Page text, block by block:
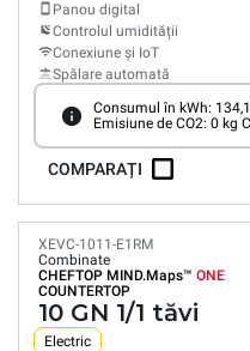
Panou digital
Controlul umidității
Conexiune și IoT
Spălare automată
Consumul în kWh:
Emisiune de CO2: 0 kg
COMPARAȚI
XEVC-1011-E1RM
Combinate
CHEFTOP MIND.Maps™ ONE
COUNTERTOP
10 GN 1/1 tăvi
Electric